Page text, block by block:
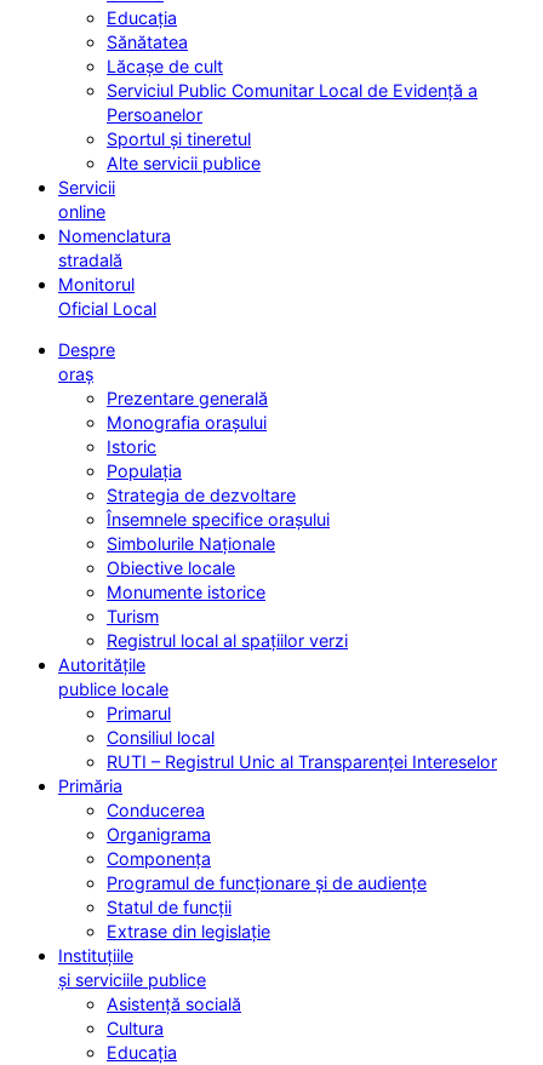
Educația
Sănătatea
Lăcașe de cult
Serviciul Public Comunitar Local de Evidență a
Persoanelor
Sportul și tineretul
Alte servicii publice
Servicii
online
Nomenclatura
stradală
Monitorul
Oficial Local
Despre
oraș
Prezentare generală
Monografia orașului
Istoric
Populația
Strategia de dezvoltare
Însemnele specifice orașului
Simbolurile Naționale
Obiective locale
Monumente istorice
Turism
Registrul local al spațiilor verzi
Autoritățile
publice locale
Primarul
Consiliul local
RUTI – Registrul Unic al Transparenței Intereselor
Primăria
Conducerea
Organigrama
Componența
Programul de funcționare și de audiențe
Statul de funcții
Extrase din legislație
Instituțiile
și serviciile publice
Asistență socială
Cultura
Educația